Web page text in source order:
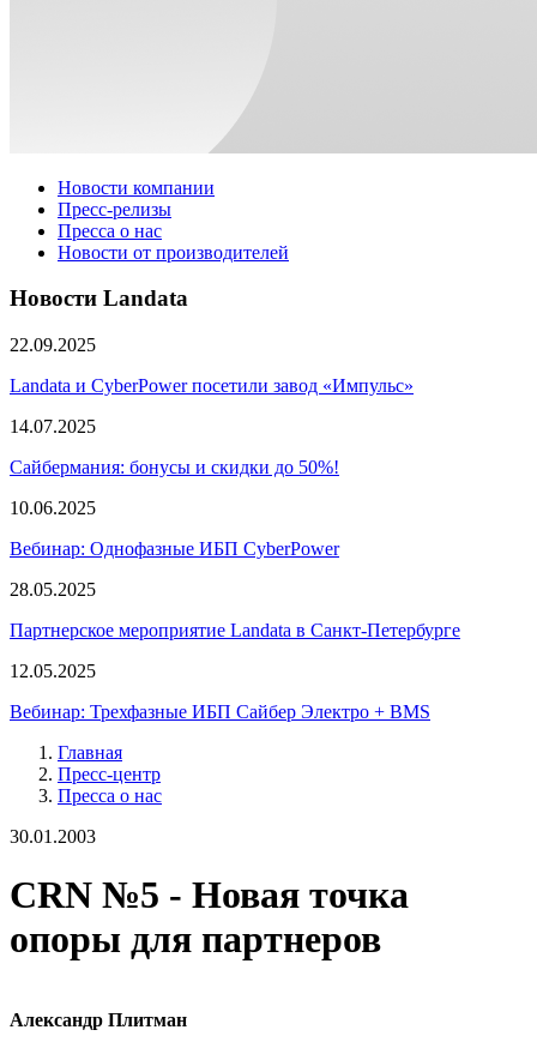
Новости компании
Пресс-релизы
Пресса о нас
Новости от производителей
Новости Landata
22.09.2025
Landata и CyberPower посетили завод «Импульс»
14.07.2025
Сайбермания: бонусы и скидки до 50%!
10.06.2025
Вебинар: Однофазные ИБП CyberPower
28.05.2025
Партнерское мероприятие Landata в Санкт-Петербурге
12.05.2025
Вебинар: Трехфазные ИБП Сайбер Электро + BMS
Главная
Пресс-центр
Пресса о нас
30.01.2003
CRN №5 - Новая точка
опоры для партнеров
Александр Плитман